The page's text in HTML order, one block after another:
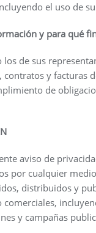
el uso de
y para qué
de sus
y facturas
de
aviso de
por cualquier
distribuidos y
y campañas